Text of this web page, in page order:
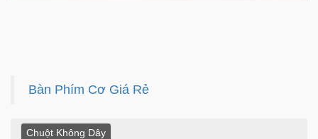
Bàn Phím Cơ Giá Rẻ
Chuột Không Dây